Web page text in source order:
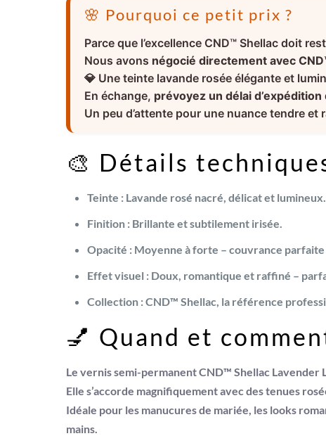
🌸 Pourquoi ce petit prix ?
Parce que l’excellence CND™ Shellac doit
Nous avons négocié directement avec
💎 Une teinte lavande rosée élégante et
En échange, prévoyez un délai
Un peu d’attente pour une nuance tendre et
🎨 Détails
Teinte :Lavande rosé nacré, délicat et lumineux.
Finition :Brillante et subtilement irisée.
Opacité :Moyenne à forte – couvrance parfaite
Effet visuel :Doux, romantique et raffiné –
Collection :CND™ Shellac, la référence
💅 Quand et
Le vernis semi-permanent CND™ Shellac Lavender
Elle s’accorde magnifiquement avec des tenues
Idéale pour les manucures de mariée, les looks
mains.